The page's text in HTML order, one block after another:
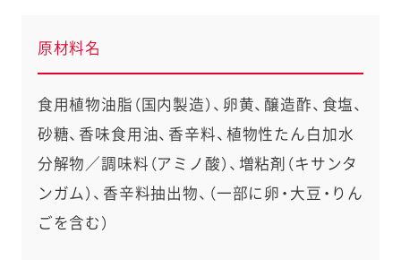
原材料名
食用植物油脂（国内製造）、卵黄、醸造酢、食塩、
砂糖、香味食用油、香辛料、植物性たん白加水
分解物／調味料（アミノ酸）、増粘剤（キサンタ
ンガム）、香辛料抽出物、（一部に卵・大豆・りん
ごを含む）